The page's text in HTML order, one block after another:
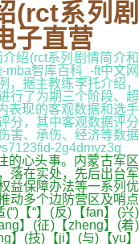
(rct系列剧
子直营
绍(rct系列剧情简介和
智库百科_-ft中文网
据主教练李托介绍，
行了为期三个阶段、超
表现的客观数据和选手
分，其中客观数据评分
害、承伤、经济等数据
2g4dmyz3q
心头事。内蒙古军区
落在实处，先后出台军
益保障办法等一系列优
动多个边防营区及哨点
【“】(反)【fan】(兴)
】(征)【zheng】(着)
】(技)【ji】(与)【yu】